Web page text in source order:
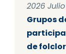
2026 Julio
Grupos
de